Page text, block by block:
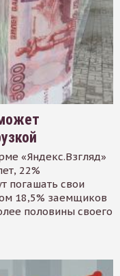
«Яндекс.Взгляд»
22%
погашать свои
18,5% заемщиков
половины своего